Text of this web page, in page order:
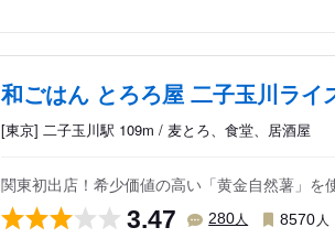
和ごはん とろろ屋 二子玉川ライ
[東京] 二子玉川駅 109m / 麦とろ、食堂、居酒屋
関東初出店！希少価値の高い「黄金自然薯」
3.47 280人 8570 人